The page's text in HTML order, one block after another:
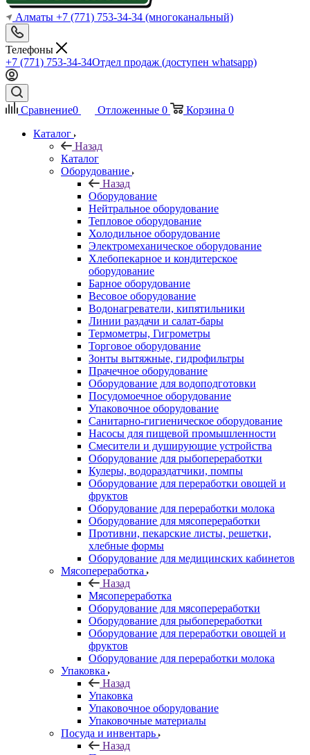
Алматы +7 (771) 753-34-34 (многоканальный)
Телефоны
+7 (771) 753-34-34Отдел продаж (доступен whatsapp)
Сравнение0 Отложенные 0 Корзина 0
Каталог
Назад
Каталог
Оборудование
Назад
Оборудование
Нейтральное оборудование
Тепловое оборудование
Холодильное оборудование
Электромеханическое оборудование
Хлебопекарное и кондитерское
оборудование
Барное оборудование
Весовое оборудование
Водонагреватели, кипятильники
Линии раздачи и салат-бары
Термометры, Гигрометры
Торговое оборудование
Зонты вытяжные, гидрофильтры
Прачечное оборудование
Оборудование для водоподготовки
Посудомоечное оборудование
Упаковочное оборудование
Санитарно-гигиеническое оборудование
Насосы для пищевой промышленности
Смесители и душирующие устройства
Оборудование для рыбопереработки
Кулеры, водораздатчики, помпы
Оборудование для переработки овощей и
фруктов
Оборудование для переработки молока
Оборудование для мясопереработки
Противни, пекарские листы, решетки,
хлебные формы
Оборудование для медицинских кабинетов
Мясопереработка
Назад
Мясопереработка
Оборудование для мясопереработки
Оборудование для рыбопереработки
Оборудование для переработки овощей и
фруктов
Оборудование для переработки молока
Упаковка
Назад
Упаковка
Упаковочное оборудование
Упаковочные материалы
Посуда и инвентарь
Назад